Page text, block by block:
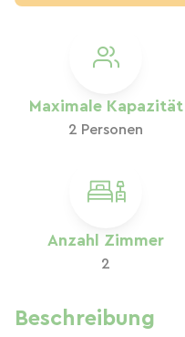
Maximale Kapazität
2 Personen
Anzahl Zimmer
2
Beschreibung